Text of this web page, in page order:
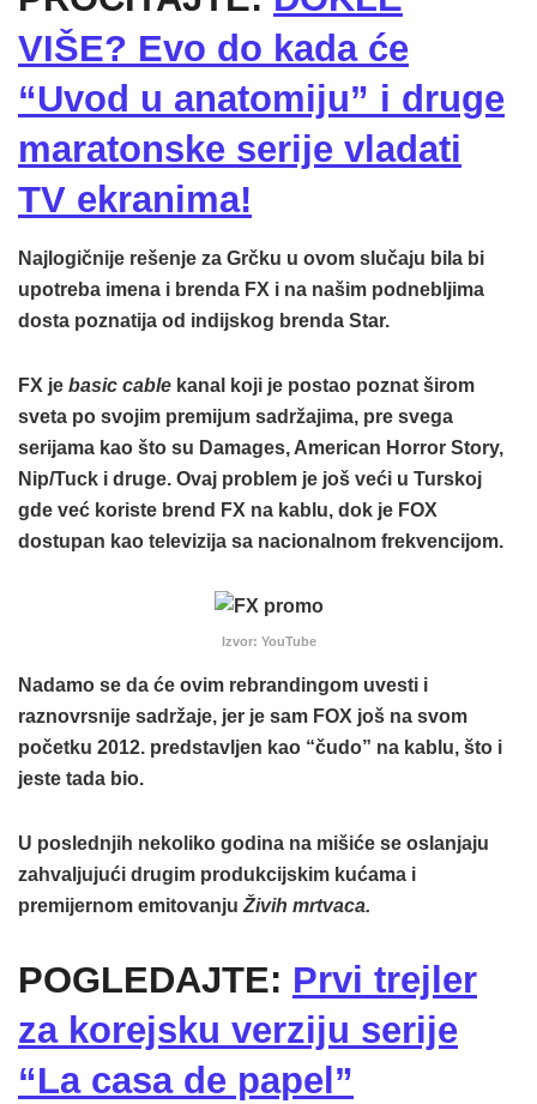
VIŠE? Evo do kada će
“Uvod u anatomiju” i druge
maratonske serije vladati
TV ekranima!
Najlogičnije rešenje za Grčku u ovom slučaju bila bi
upotreba imena i brenda FX i na našim podnebljima
dosta poznatija od indijskog brenda Star.
FX je basic cable kanal koji je postao poznat širom
sveta po svojim premijum sadržajima, pre svega
serijama kao što su Damages, American Horror Story,
Nip/Tuck i druge. Ovaj problem je još veći u Turskoj
gde već koriste brend FX na kablu, dok je FOX
dostupan kao televizija sa nacionalnom frekvencijom.
Izvor: YouTube
Nadamo se da će ovim rebrandingom uvesti i
raznovrsnije sadržaje, jer je sam FOX još na svom
početku 2012. predstavljen kao “čudo” na kablu, što i
jeste tada bio.
U poslednjih nekoliko godina na mišiće se oslanjaju
zahvaljujući drugim produkcijskim kućama i
premijernom emitovanju Živih mrtvaca.
POGLEDAJTE: Prvi trejler
za korejsku verziju serije
“La casa de papel”